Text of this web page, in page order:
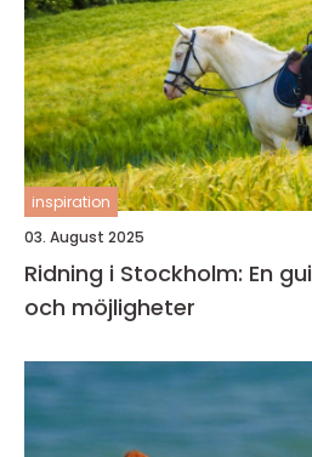
inspiration
03. August 2025
Ridning i Stockholm: En
och möjligheter